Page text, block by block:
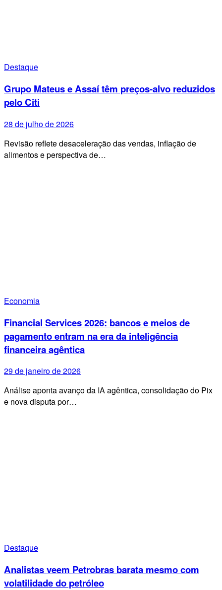
Destaque
Grupo Mateus e Assaí têm preços-alvo reduzidos
pelo Citi
28 de julho de 2026
Revisão reflete desaceleração das vendas, inflação de
alimentos e perspectiva de…
Economia
Financial Services 2026: bancos e meios de
pagamento entram na era da inteligência
financeira agêntica
29 de janeiro de 2026
Análise aponta avanço da IA agêntica, consolidação do Pix
e nova disputa por…
Destaque
Analistas veem Petrobras barata mesmo com
volatilidade do petróleo